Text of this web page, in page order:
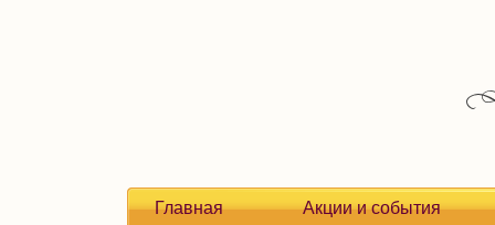
Главная Акции и события